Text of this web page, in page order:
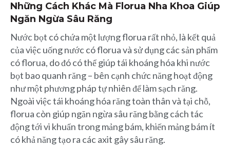
Những Cách Khác Mà Florua Nha Khoa Giúp
Ngăn Ngừa Sâu Răng
Nước bọt có chứa một lượng florua rất nhỏ, là kết quả
của việc uống nước có florua và sử dụng các sản phẩm
có florua, do đó có thể giúp tái khoáng hóa khi nước
bọt bao quanh răng – bên cạnh chức năng hoạt động
như một phương pháp tự nhiên để làm sạch răng.
Ngoài việc tái khoáng hóa răng toàn thân và tại chỗ,
florua còn giúp ngăn ngừa sâu răng bằng cách tác
động tới vi khuẩn trong mảng bám, khiến mảng bám ít
có khả năng tạo ra các axit gây sâu răng.